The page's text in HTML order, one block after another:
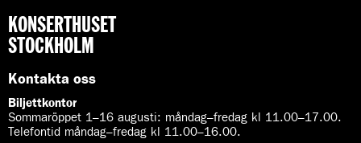
KONSERTHUSET
STOCKHOLM
Kontakta oss
Biljettkontor
Sommaröppet 1–16 augusti: måndag–fredag kl 11.00–17.00.
Telefontid måndag–fredag kl 11.00–16.00.